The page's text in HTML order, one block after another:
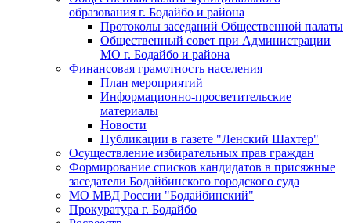
образования г. Бодайбо и района
Протоколы заседаний Общественной палаты
Общественный совет при Администрации
МО г. Бодайбо и района
Финансовая грамотность населения
План мероприятий
Информационно-просветительские
материалы
Новости
Публикации в газете "Ленский Шахтер"
Осуществление избирательных прав граждан
Формирование списков кандидатов в присяжные
заседатели Бодайбинского городского суда
МО МВД России "Бодайбинский"
Прокуратура г. Бодайбо